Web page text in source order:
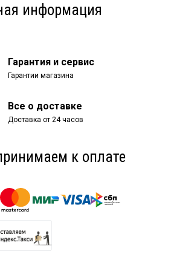
информация
Гарантия и сервис
Гарантии магазина
Все о доставке
Доставка от 24 часов
к оплате